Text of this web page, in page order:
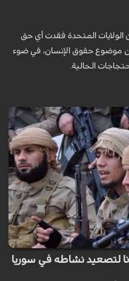
الولايات المتحدة فقدت أي حق
موضوع حقوق الإنسان، في ضوء
الحالية.
لتصعيد نشاطه في سوريا